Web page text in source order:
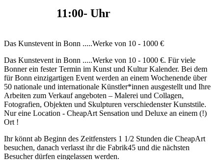
11:00- Uhr
Das Kunstevent in Bonn .....Werke von 10 - 1000 €
Das Kunstevent in Bonn .....Werke von 10 - 1000 €. Für viele
Bonner ein fester Termin im Kunst und Kultur Kalender. Bei dem
für Bonn einzigartigen Event werden an einem Wochenende über
50 nationale und internationale Künstler*innen ausgestellt und Ihre
Arbeiten zum Verkauf angeboten – Malerei und Collagen,
Fotografien, Objekten und Skulpturen verschiedenster Kunststile.
Nur eine Location - CheapArt Sensation und Deluxe an einem (!)
Ort !
Ihr könnt ab Beginn des Zeitfensters 1 1/2 Stunden die CheapArt
besuchen, danach verlasst ihr die Fabrik45 und die nächsten
Besucher dürfen eingelassen werden.